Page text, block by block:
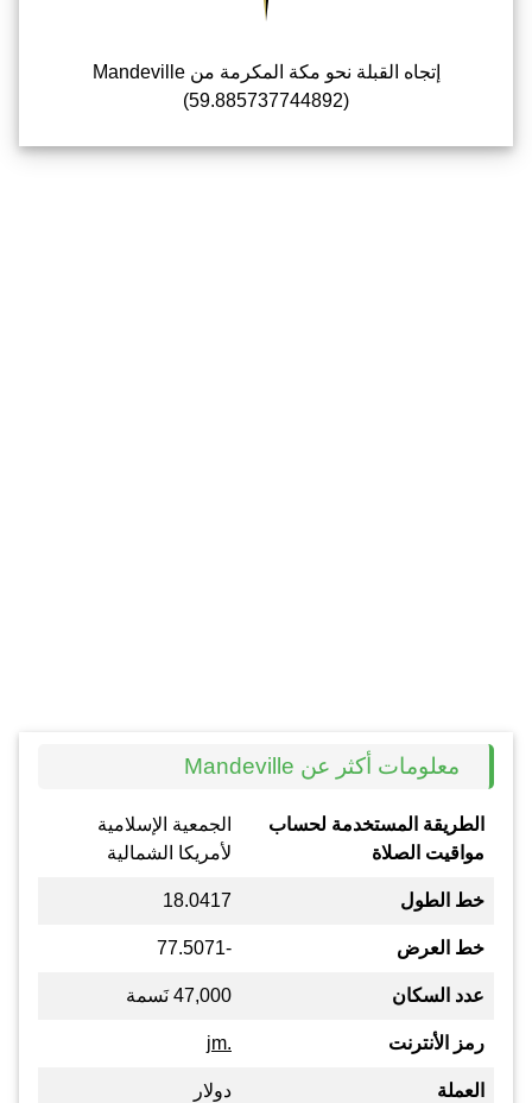
إتجاه القبلة نحو مكة المكرمة من Mandeville
(59.885737744892)
معلومات أكثر عن Mandeville
الطريقة المستخدمة لحساب
مواقيت الصلاة
الجمعية الإسلامية
لأمريكا الشمالية
خط الطول 18.0417
خط العرض -77.5071
عدد السكان 47,000 نَسمة
رمز الأنترنت .jm
العملة دولار